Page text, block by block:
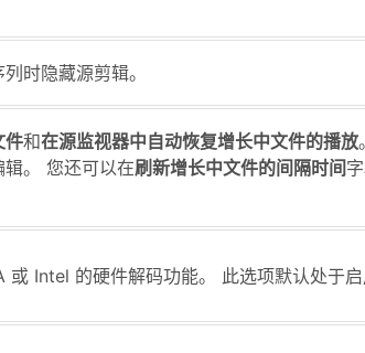
时隐藏源剪辑。
件和在源监视器中自动恢复增长中文件的播放
。 您还可以在刷新增长中文件的间隔时间
Intel 的硬件解码功能。 此选项默认处于启